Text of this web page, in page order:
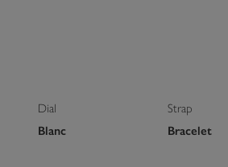
Dial
Blanc
Strap
Bracelet